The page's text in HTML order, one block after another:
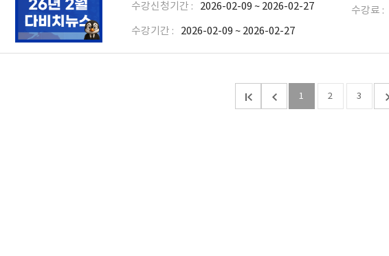
수강신청기간 :
2026-02-09 ~ 2026-02-27 수강료 :
수강기간 : 2026-02-09 ~ 2026-02-27
1 2 3